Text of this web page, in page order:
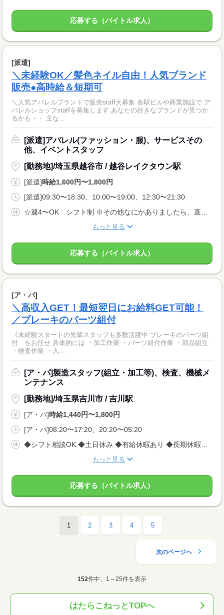
応募する（バイトル求人）
[派遣]
＼未経験OK／髪色ネイル自由！人気ブランド
販売●高時給＆短期可
＼人気アパレルブランドで販売staff大募集 各駅ビルや商業施設で ア
パレルショップstaffを募集します あなたの好きなブランドが見つか
るかも・・ 主な...
[派遣]アパレル(ファッション・服)、サービスその
他、イベントスタッフ
[勤務地]/埼玉県越谷市 / 越谷レイクタウン駅
[派遣]時給1,600円〜1,800円
[派遣]09:30〜18:30、10:00〜19:00、12:30〜21:30
もっと見る
応募する（バイトル求人）
[ア・パ]
＼高収入GET！最短翌日にお給料GET可能！
／ブレーキのパーツ組付
《未経験スタートの先輩スタッフも多数活躍中 ブレーキのパーツ組
付 をお任せ 具体的には ・加工作業 ・パーツ組付作業 ・部品組立
・検査作業 ・入...
[ア・パ]製造スタッフ(組立・加工等)、検査、機械メ
ンテナンス
[勤務地]/埼玉県吉川市 / 吉川駅
[ア・パ]時給1,440円〜1,800円
[ア・パ]08:20〜17:20、20:20〜05:20
もっと見る
応募する（バイトル求人）
1 2 3 4 5
次のページへ
152件中、1～25件を表示
はたらこねっとTOPへ